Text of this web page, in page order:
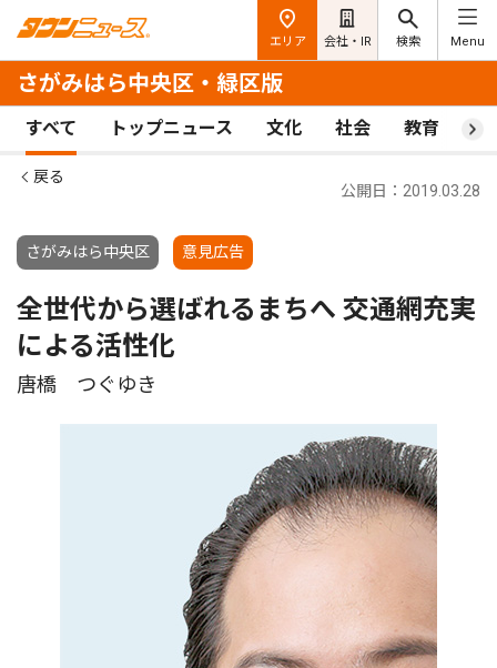
エリア 会社・IR 検索 Menu
さがみはら中央区・緑区版
すべて トップニュース 文化 社会 教育 ス
戻る
さがみはら中央区 意見広告
公開日：2019.03.28
全世代から選ばれるまちへ 交通網充実
による活性化
唐橋 つぐゆき